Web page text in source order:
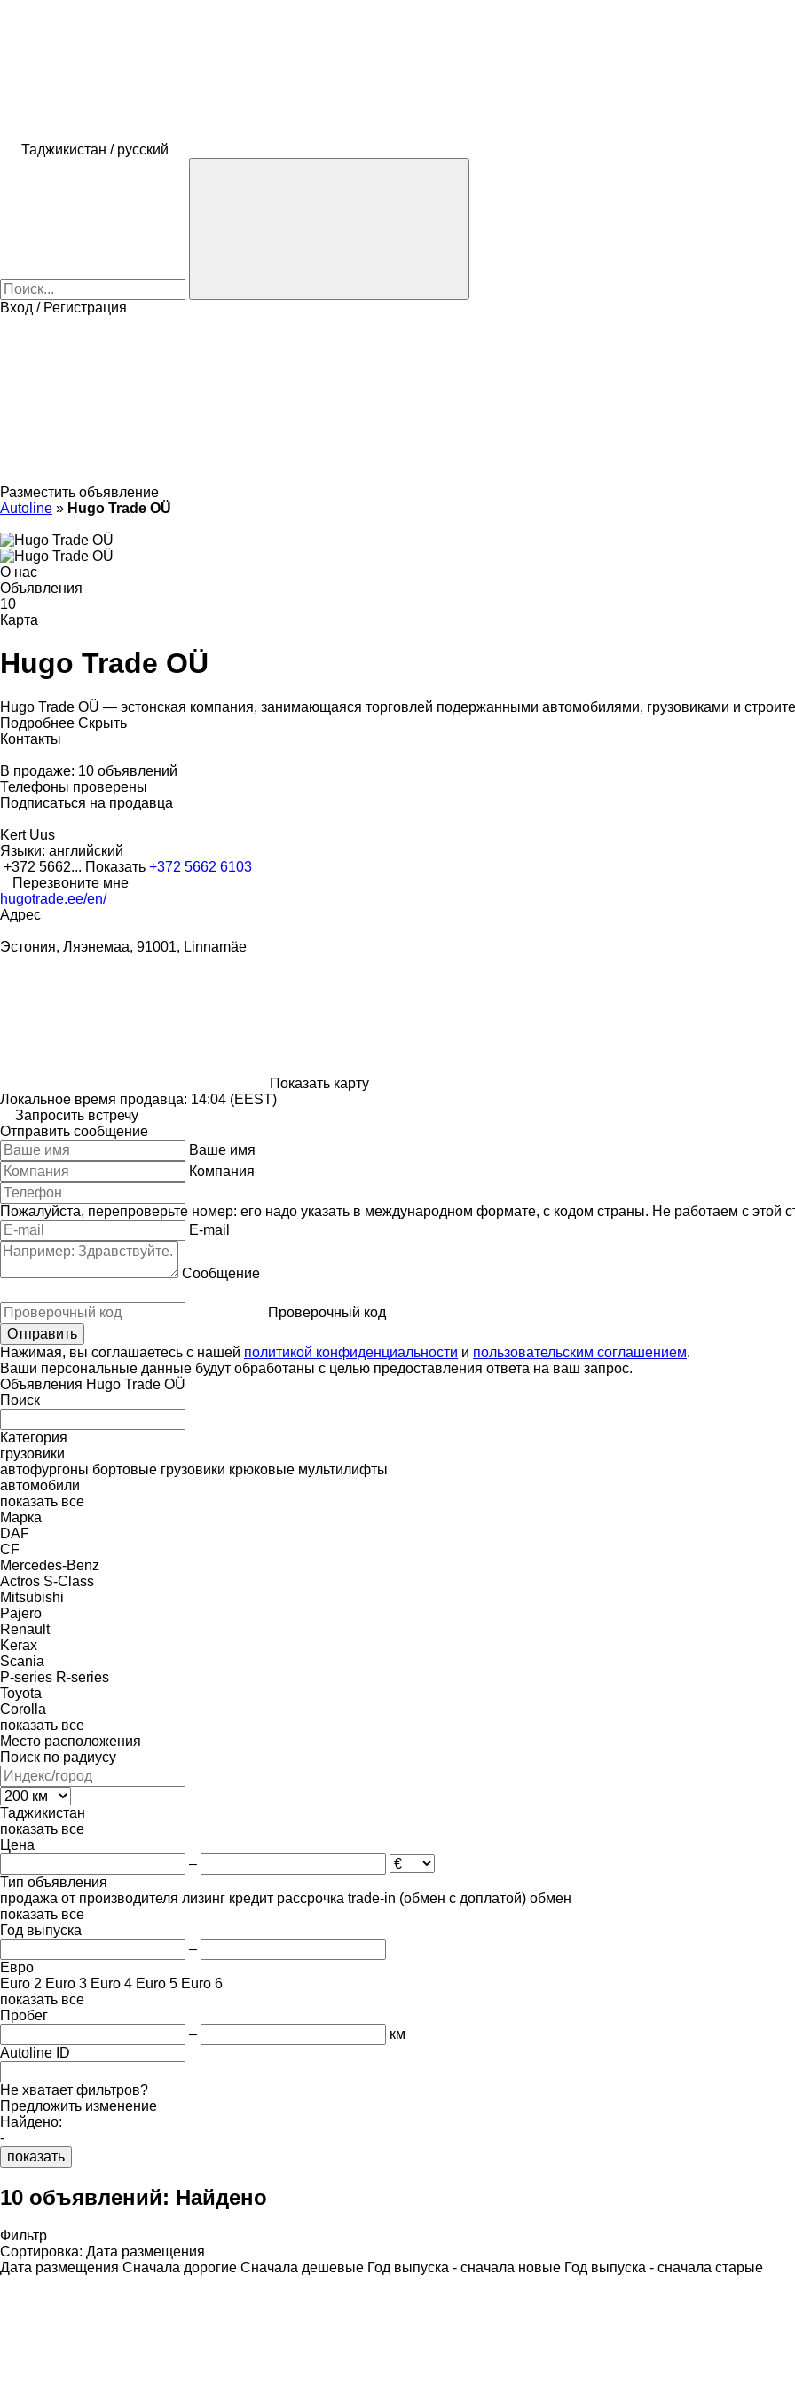
Таджикистан / русский
Вход / Регистрация
Разместить объявление
Autoline » Hugo Trade OÜ
О нас
Объявления
10
Карта
Hugo Trade OÜ
Hugo Trade OÜ — эстонская компания, занимающаяся торговлей подержанными автомобилями, грузовиками и
Подробнее Скрыть
Контакты
В продаже: 10 объявлений
Телефоны проверены
Подписаться на продавца
Kert Uus
Языки: английский
+372 5662... Показать +372 5662 6103
Перезвоните мне
hugotrade.ee/en/
Адрес
Эстония, Ляэнемаа, 91001, Linnamäe
Показать карту
Локальное время продавца: 14:04 (EEST)
Запросить встречу
Отправить сообщение
Ваше имя
Компания
Пожалуйста, перепроверьте номер: его надо указать в международном формате, с кодом страны. Не работаем с этой
E-mail
Сообщение
Проверочный код
Нажимая, вы соглашаетесь с нашей политикой конфиденциальности и пользовательским соглашением.
Ваши персональные данные будут обработаны с целью предоставления ответа на ваш запрос.
Объявления Hugo Trade OÜ
Поиск
Категория
грузовики
автофургоны бортовые грузовики крюковые мультилифты
автомобили
показать все
Марка
DAF
CF
Mercedes-Benz
Actros S-Class
Mitsubishi
Pajero
Renault
Kerax
Scania
P-series R-series
Toyota
Corolla
показать все
Место расположения
Поиск по радиусу
Таджикистан
показать все
Цена
–
Тип объявления
продажа от производителя лизинг кредит рассрочка trade-in (обмен с доплатой) обмен
показать все
Год выпуска
–
Евро
Euro 2 Euro 3 Euro 4 Euro 5 Euro 6
показать все
Пробег
–
км
Autoline ID
Не хватает фильтров?
Предложить изменение
Найдено:
-
показать
10 объявлений: Найдено
Фильтр
Сортировка: Дата размещения
Дата размещения Сначала дорогие Сначала дешевые Год выпуска - сначала новые Год выпуска - сначала старые